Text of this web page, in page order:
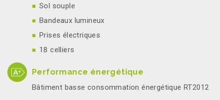
Sol souple
Bandeaux lumineux
Prises électriques
18 celliers
Performance énergétique
Bâtiment basse consommation énergétique RT2012